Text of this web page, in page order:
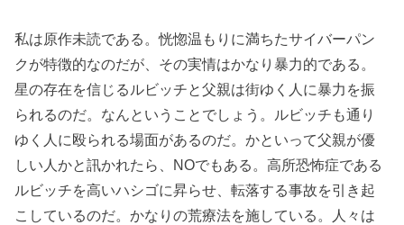
私は原作未読である。恍惚温もりに満ちたサイバーパン
クが特徴的なのだが、その実情はかなり暴力的である。
星の存在を信じるルビッチと父親は街ゆく人に暴力を振
られるのだ。なんということでしょう。ルビッチも通り
ゆく人に殴られる場面があるのだ。かといって父親が優
しい人かと訊かれたら、NOでもある。高所恐怖症である
ルビッチを高いハシゴに昇らせ、転落する事故を引き起
こしているのだ。かなりの荒療法を施している。人々は